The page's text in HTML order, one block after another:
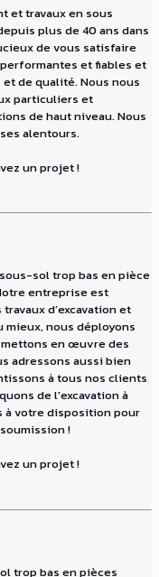
et travaux en sous
plus de 40 ans dans
de vous satisfaire
et fiables et
de qualité. Nous nous
particuliers et
de haut niveau. Nous
alentours.
un projet !
sol trop bas en pièce
entreprise est
d’excavation et
mieux, nous déployons
en œuvre des
adressons aussi bien
à tous nos clients
de l'excavation à
à votre disposition pour
!
un projet !
trop bas en pièces